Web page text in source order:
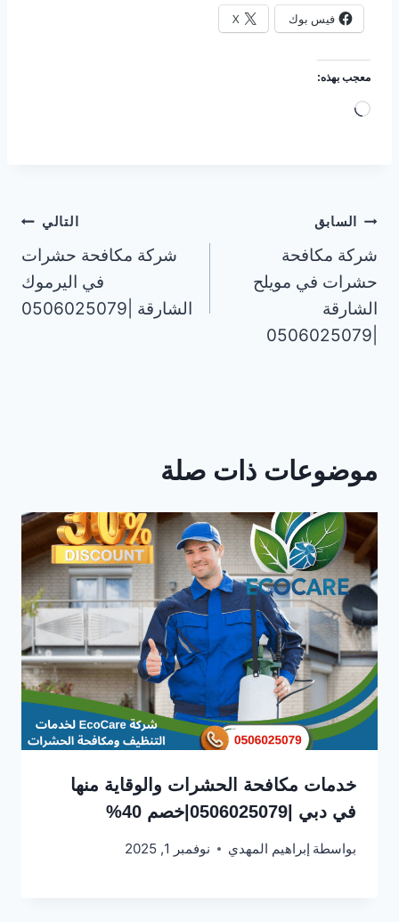
فيس بوك X
معجب بهذه:
ج
ا
ت
ح
م
ي
تصفّح
المقالات
السابق
شركة مكافحة
حشرات في مويلح
الشارقة
التالي
شركة مكافحة حشرات
في اليرموك
الشارقة |0506025079
موضوعات ذات صلة
خدمات مكافحة الحشرات والوقاية منها
في دبي |0506025079|خصم 40%
بواسطة إبراهيم المهدي نوفمبر 1, 2025